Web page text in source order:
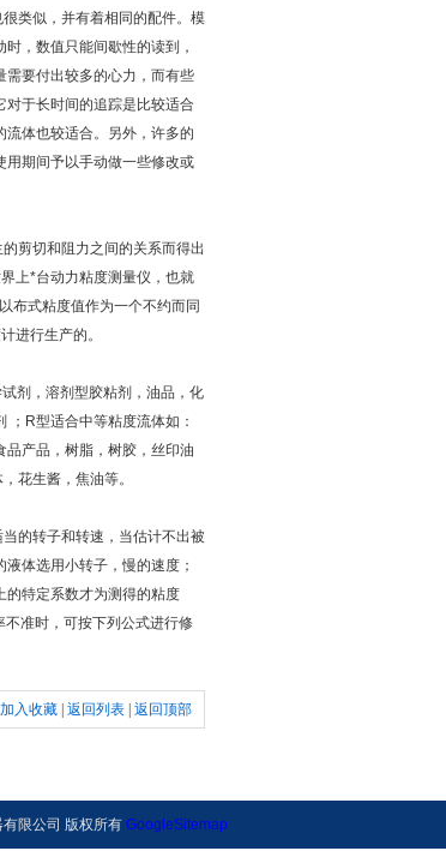
类似，并有着相同的配件。模
，数值只能间歇性的读到，
需要付出较多的心力，而有些
于长时间的追踪是比较适合
体也较适合。另外，许多的
用期间予以手动做一些修改或
剪切和阻力之间的关系而得出
上*台动力粘度测量仪，也就
布式粘度值作为一个不约而同
进行生产的。
剂，溶剂型胶粘剂，油品，化
R型适合中等粘度流体如：
产品，树脂，树胶，丝印油
花生酱，焦油等。
的转子和转速，当估计不出被
体选用小转子，慢的速度；
的特定系数才为测得的粘度
准时，可按下列公式进行修
加入收藏 返回列表 返回顶部
限公司 版权所有 GoogleSitemap